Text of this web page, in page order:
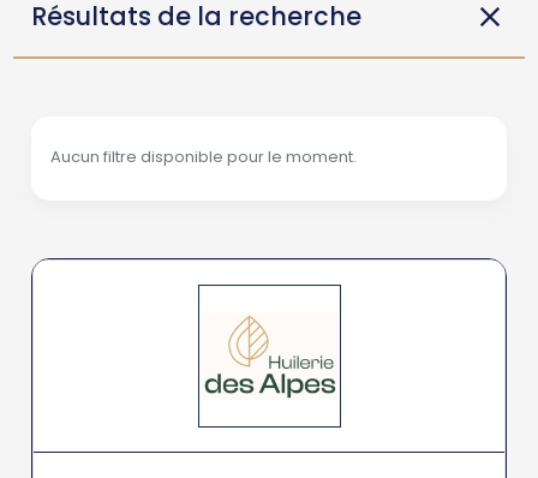
Résultats de la recherche
Aucun filtre disponible pour le moment.